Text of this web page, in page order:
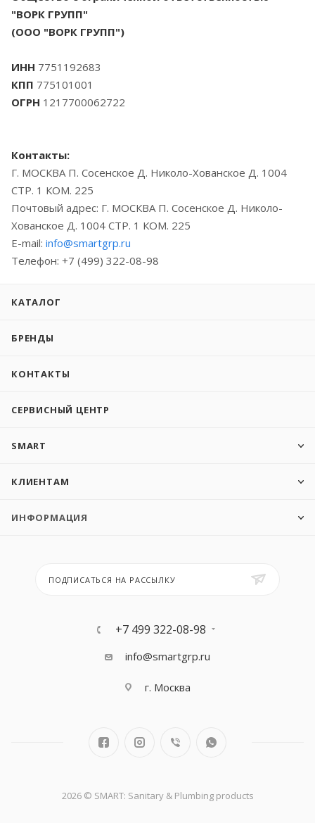
"ВОРК ГРУПП"
(ООО "ВОРК ГРУПП")
ИНН 7751192683
КПП 775101001
ОГРН 1217700062722
Контакты:
Г. МОСКВА П. Сосенское Д. Николо-Хованское Д. 1004
СТР. 1 КОМ. 225
Почтовый адрес: Г. МОСКВА П. Сосенское Д. Николо-
Хованское Д. 1004 СТР. 1 КОМ. 225
E-mail: info@smartgrp.ru
Телефон: +7 (499) 322-08-98
КАТАЛОГ
БРЕНДЫ
КОНТАКТЫ
СЕРВИСНЫЙ ЦЕНТР
SMART
КЛИЕНТАМ
ИНФОРМАЦИЯ
ПОДПИСАТЬСЯ НА РАССЫЛКУ
+7 499 322-08-98
info@smartgrp.ru
г. Москва
2026 © SMART: Sanitary & Plumbing products